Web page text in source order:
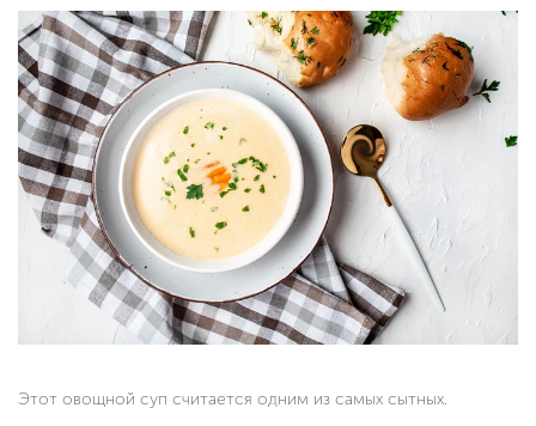
Этот овощной суп считается одним из самых сытных.